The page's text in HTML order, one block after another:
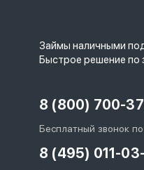
Займы наличными
Быстрое решение по
8 (800) 700-
Бесплатный звонок
8 (495) 011-